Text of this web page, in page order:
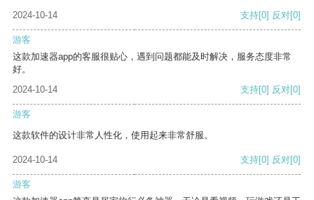
2024-10-14 支持[0] 反对[0]
游客
这款加速器app的客服很贴心，遇到问题都能及时解决，服务态度非常
好。
2024-10-14
支持[0] 反对[0]
游客
这款软件的设计非常人性化，使用起来非常舒服。
2024-10-14 支持[0] 反对[0]
游客